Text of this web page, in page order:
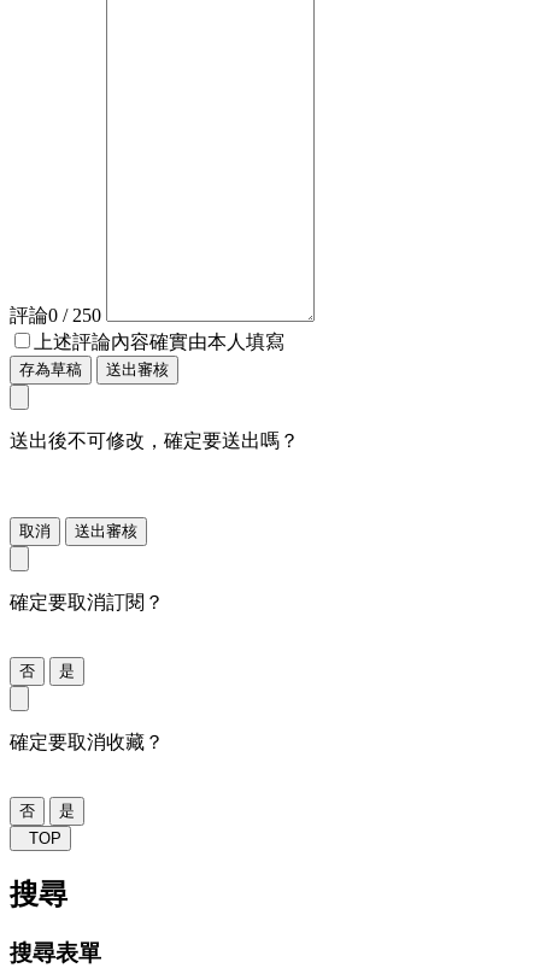
評論0 / 250
上述評論內容確實由本人填寫
存為草稿 送出審核
送出後不可修改，確定要送出嗎？
取消 送出審核
確定要取消訂閱？
否 是
確定要取消收藏？
否
是
TOP
搜尋
搜尋表單